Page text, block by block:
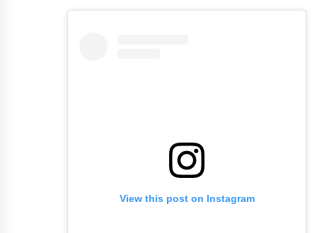
View this post on Instagram